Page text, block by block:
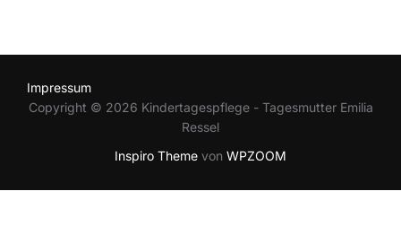
Impressum
Copyright © 2026 Kindertagespflege - Tagesmutter Emilia
Ressel
Inspiro Theme von WPZOOM